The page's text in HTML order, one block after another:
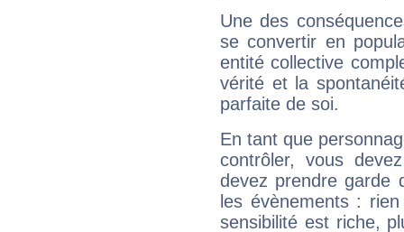
Une des
se convertir en
entité collective
vérité et la
parfaite de soi.
En tant que
contrôler, vous
devez prendre garde
les évènements :
sensibilité est riche,